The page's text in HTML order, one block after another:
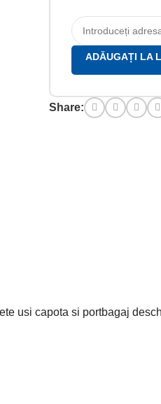
ADĂUGAȚI LA
Share:
usi capota si portbagaj